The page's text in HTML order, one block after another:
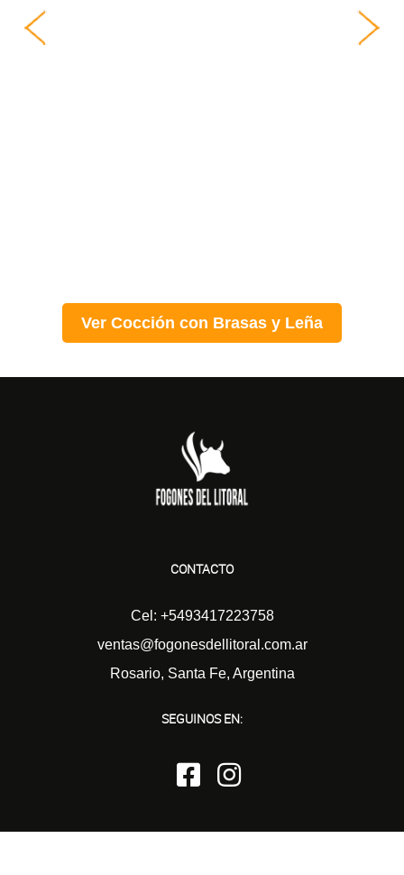
Ver Cocción con Brasas y Leña
CONTACTO
Cel: +5493417223758
ventas@fogonesdellitoral.com.ar
Rosario, Santa Fe, Argentina
SEGUINOS EN: